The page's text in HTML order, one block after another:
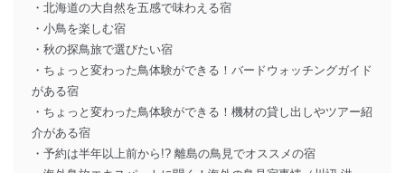
・北海道の大自然を五感で味わえる宿
・小鳥を楽しむ宿
・秋の探鳥旅で選びたい宿
・ちょっと変わった鳥体験ができる！バードウォッチングガイド
がある宿
・ちょっと変わった鳥体験ができる！機材の貸し出しやツアー紹
介がある宿
・予約は半年以上前から!? 離島の鳥見でオススメの宿